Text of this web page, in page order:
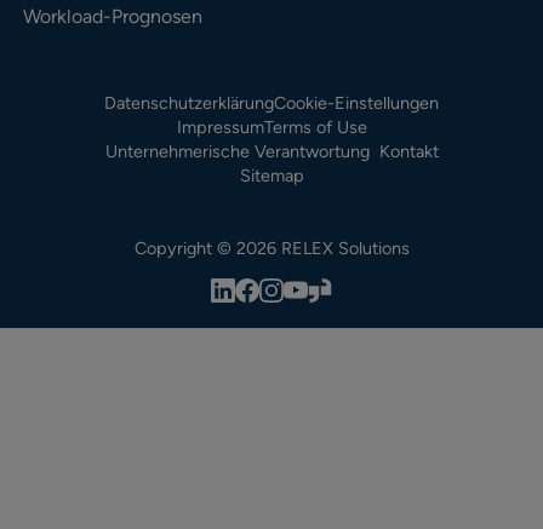
Workload-Prognosen
DatenschutzerklärungCookie-Einstellungen
ImpressumTerms of Use
Unternehmerische Verantwortung Kontakt
Sitemap
Copyright © 2026 RELEX Solutions